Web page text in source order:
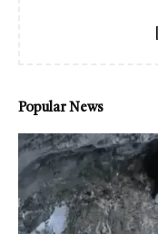
Popular News